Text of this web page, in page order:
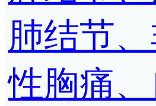
肺结节
性胸痛